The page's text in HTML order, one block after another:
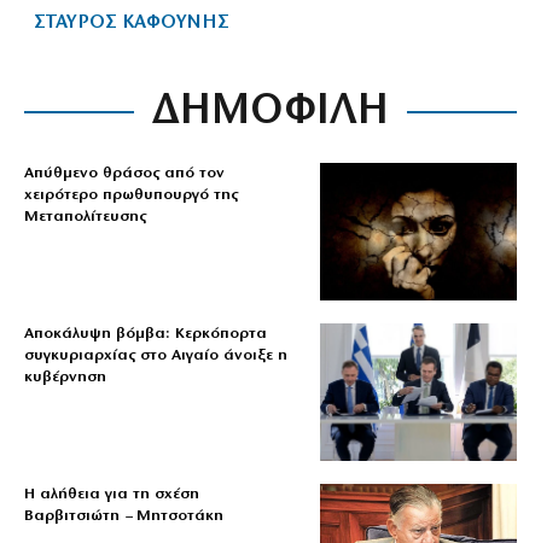
ΣΤΑΥΡΟΣ ΚΑΦΟΥΝΗΣ
ΔΗΜΟΦΙΛΗ
Απύθμενο θράσος από τον
χειρότερο πρωθυπουργό της
Μεταπολίτευσης
Αποκάλυψη βόμβα: Κερκόπορτα
συγκυριαρχίας στο Αιγαίο άνοιξε η
κυβέρνηση
Η αλήθεια για τη σχέση
Βαρβιτσιώτη – Μητσοτάκη